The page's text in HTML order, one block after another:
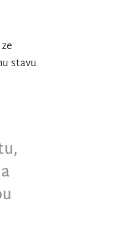
stavu.